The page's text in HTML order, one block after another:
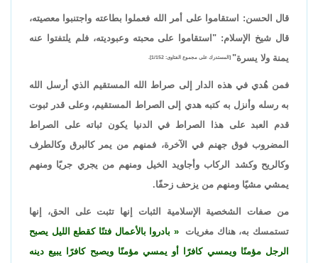
قال الحسن: استقاموا على أمر الله فعملوا بطاعته واجتنبوا معصيته،
قال شيخ الإسلام: "استقاموا على محبته وعبوديته، فلم يلتفتوا عنه
يمنة ولا يسرة" [المستدرك على مجموع الفتاوى: 1/152].
فمن هُدي في هذه الدار إلى صراط الله المستقيم الذي أرسل الله
به رسله وأنزل به كتبه هدي إلى الصراط المستقيم، وعلى قدر ثبوت
قدم العبد على هذا الصراط في الدنيا يكون ثباته على الصراط
المضروب فوق جهنم في الآخرة، فمنهم من يمر كالبرق وكالطرف
وكالريح وكشد الركاب وأجاويد الخيل ومنهم من يجري جريًا ومنهم
يمشي مشيًا ومنهم من يزحف زحفًا.
من صفات الشخصية الإسلامية الثبات إنها تثبت على الحق، إنها
تستمسك به، هناك مغريات
بادروا بالأعمال فتنًا كقطع الليل يصبح
الرجل مؤمنًا ويمسي كافرًا أو يمسي مؤمنًا ويصبح كافرًا يبيع دينه